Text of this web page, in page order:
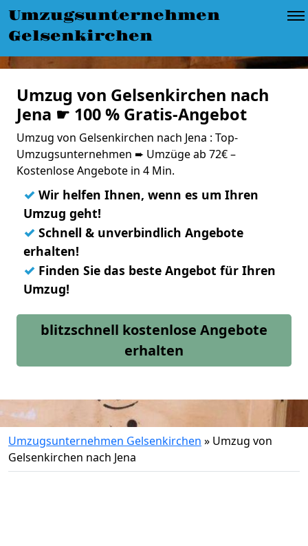
Umzugsunternehmen
Gelsenkirchen
Umzug von Gelsenkirchen nach
Jena ☛ 100 % Gratis-Angebot
Umzug von Gelsenkirchen nach Jena : Top-
Umzugsunternehmen ➨ Umzüge ab 72€ –
Kostenlose Angebote in 4 Min.
✓ Wir helfen Ihnen, wenn es um Ihren
Umzug geht!
✓ Schnell & unverbindlich Angebote
erhalten!
✓ Finden Sie das beste Angebot für Ihren
Umzug!
blitzschnell kostenlose Angebote
erhalten
Umzugsunternehmen Gelsenkirchen » Umzug von
Gelsenkirchen nach Jena